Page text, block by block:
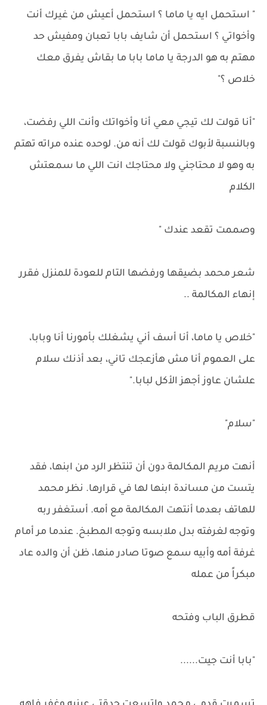
" استحمل ايه يا ماما ؟ استحمل أعيش من غيرك أنت
وأخواتي ؟ استحمل أن شايف بابا تعبان ومفيش حد
مهتم به هو الدرجة يا ماما بابا ما بقاش يفرق معك
خلاص ؟"
"أنا قولت لك تيجي معي أنا وأخواتك وأنت اللي رفضت،
وبالنسبة لأبوك قولت لك أنه من. لوحده عنده مراته تهتم
به وهو لا محتاجني ولا محتاجك انت اللي ما سمعتش
الكلام
وصممت تقعد عندك "
شعر محمد بضيقها ورفضها التام للعودة للمنزل فقرر
إنهاء المكالمة ..
"خلاص يا ماما، أنا أسف أني يشغلك بأمورنا أنا وبابا،
على العموم أنا مش هأزعجك تاني، بعد أذنك سلام
علشان عاوز أجهز الأكل لبابا."
"سلام"
أنهت مريم المكالمة دون أن تنتظر الرد من ابنها، فقد
يتست من مساندة ابنها لها في قرارها. نظر محمد
للهاتف بعدما أنتهت المكالمة مع أمه. أستغفر ربه
وتوجه لغرفته بدل ملابسه وتوجه المطبخ. عندما مر أمام
غرفة أمه وأبيه سمع صوتا صادر منها، ظن أن والده عاد
مبكراً من عمله
قطرق الباب وفتحه
"بابا أنت جيت......